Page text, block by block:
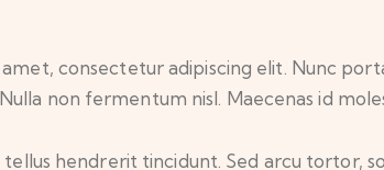
consectetur adipiscing elit. Nunc
non fermentum nisl. Maecenas id
hendrerit tincidunt. Sed arcu tortor,